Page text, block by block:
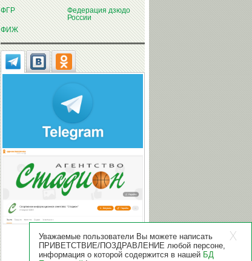
ФГР
Федерация дзюдо
России
ФИЖ
Уважаемые пользователи Вы можете написать
ПРИВЕТСТВИЕ/ПОЗДРАВЛЕНИЕ любой персоне,
информация о которой содержится в нашей БД